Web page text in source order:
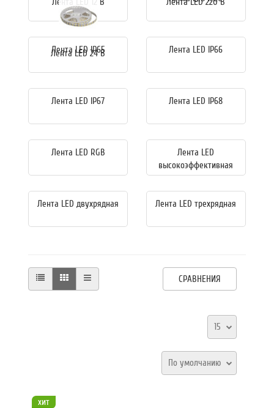
Лента LED 24 В
Лента LED IP65 Лента LED IP66
Лента LED IP67 Лента LED IP68
Лента LED RGB
Лента LED
высокоэффективная
Лента LED двухрядная Лента LED трехрядная
СРАВНЕНИЯ
15
По умолчанию
хит